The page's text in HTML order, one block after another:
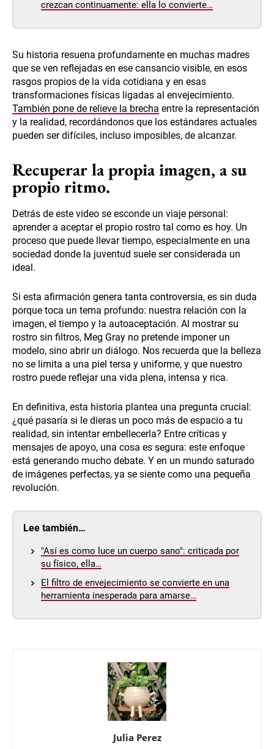
crezcan continuamente: ella lo convierte…
Su historia resuena profundamente en muchas madres
que se ven reflejadas en ese cansancio visible, en esos
rasgos propios de la vida cotidiana y en esas
transformaciones físicas ligadas al envejecimiento.
También pone de relieve la brecha entre la representación
y la realidad, recordándonos que los estándares actuales
pueden ser difíciles, incluso imposibles, de alcanzar.
Recuperar la propia imagen, a su
propio ritmo.
Detrás de este video se esconde un viaje personal:
aprender a aceptar el propio rostro tal como es hoy. Un
proceso que puede llevar tiempo, especialmente en una
sociedad donde la juventud suele ser considerada un
ideal.
Si esta afirmación genera tanta controversia, es sin duda
porque toca un tema profundo: nuestra relación con la
imagen, el tiempo y la autoaceptación. Al mostrar su
rostro sin filtros, Meg Gray no pretende imponer un
modelo, sino abrir un diálogo. Nos recuerda que la belleza
no se limita a una piel tersa y uniforme, y que nuestro
rostro puede reflejar una vida plena, intensa y rica.
En definitiva, esta historia plantea una pregunta crucial:
¿qué pasaría si le dieras un poco más de espacio a tu
realidad, sin intentar embellecerla? Entre críticas y
mensajes de apoyo, una cosa es segura: este enfoque
está generando mucho debate. Y en un mundo saturado
de imágenes perfectas, ya se siente como una pequeña
revolución.
Lee también…
"Así es como luce un cuerpo sano": criticada por
su físico, ella…
El filtro de envejecimiento se convierte en una
herramienta inesperada para amarse…
Julia Perez